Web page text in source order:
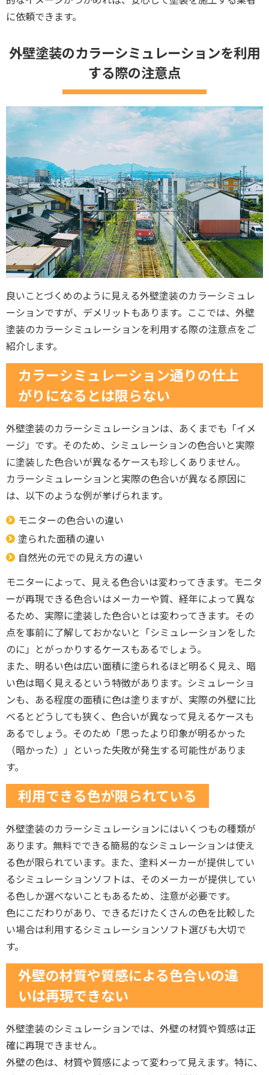
に依頼できます。
外壁塗装のカラーシミュレーションを利用
する際の注意点
良いことづくめのように見える外壁塗装のカラーシミュレ
ーションですが、デメリットもあります。ここでは、外壁
塗装のカラーシミュレーションを利用する際の注意点をご
紹介します。
カラーシミュレーション通りの仕上
がりになるとは限らない
外壁塗装のカラーシミュレーションは、あくまでも「イメ
ージ」です。そのため、シミュレーションの色合いと実際
に塗装した色合いが異なるケースも珍しくありません。
カラーシミュレーションと実際の色合いが異なる原因に
は、以下のような例が挙げられます。
モニターの色合いの違い
塗られた面積の違い
自然光の元での見え方の違い
モニターによって、見える色合いは変わってきます。モニタ
ーが再現できる色合いはメーカーや質、経年によって異な
るため、実際に塗装した色合いとは変わってきます。その
点を事前に了解しておかないと「シミュレーションをした
のに」とがっかりするケースもあるでしょう。
また、明るい色は広い面積に塗られるほど明るく見え、暗
い色は暗く見えるという特徴があります。シミュレーショ
ンも、ある程度の面積に色は塗りますが、実際の外壁に比
べるとどうしても狭く、色合いが異なって見えるケースも
あるでしょう。そのため「思ったより印象が明るかった
（暗かった）」といった失敗が発生する可能性がありま
す。
利用できる色が限られている
外壁塗装のカラーシミュレーションにはいくつもの種類が
あります。無料でできる簡易的なシミュレーションは使え
る色が限られています。また、塗料メーカーが提供してい
るシミュレーションソフトは、そのメーカーが提供してい
る色しか選べないこともあるため、注意が必要です。
色にこだわりがあり、できるだけたくさんの色を比較した
い場合は利用するシミュレーションソフト選びも大切で
す。
外壁の材質や質感による色合いの違
いは再現できない
外壁塗装のシミュレーションでは、外壁の材質や質感は正
確に再現できません。
外壁の色は、材質や質感によって変わって見えます。特に、